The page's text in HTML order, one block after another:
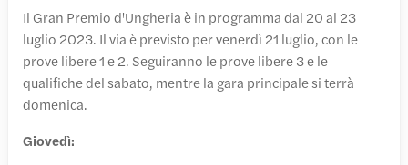
Il Gran Premio d'Ungheria è in programma dal 20 al 23
luglio 2023. Il via è previsto per venerdì 21 luglio, con le
prove libere 1 e 2. Seguiranno le prove libere 3 e le
qualifiche del sabato, mentre la gara principale si terrà
domenica.
Giovedì: